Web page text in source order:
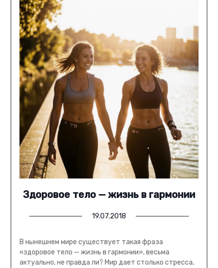
Здоровое тело — жизнь в гармонии
19.07.2018
В нынешнем мире существует такая фраза
«здоровое тело — жизнь в гармонии», весьма
актуально, не правда ли? Мир дает столько стресса,